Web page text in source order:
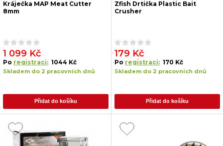
Kráječka MAP Meat Cutter
8mm
1 099 Kč
Po registraci: 1044 Kč
Skladem do 2 pracovních dnů
Přidat do košíku
Zfish Drtička Plastic Bait
Crusher
179 Kč
Po registraci: 170 Kč
Skladem do 2 pracovních dnů
Přidat do košíku